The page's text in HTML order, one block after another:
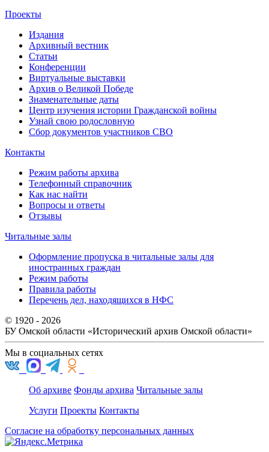
Проекты
Издания
Архивный вестник
Статьи
Конференции
Виртуальные выставки
Архив о Великой Победе
Знаменательные даты
Центр изучения истории Гражданской войны
Узнай свою родословную
Сбор документов участников СВО
Контакты
Режим работы архива
Телефонный справочник
Как нас найти
Вопросы и ответы
Отзывы
Читальные залы
Оформление пропуска в читальные залы для
иностранных граждан
Режим работы
Правила работы
Перечень дел, находящихся в НФС
© 1920 - 2026
БУ Омской области «Исторический архив Омской области»
Мы в социальных сетях
Об архиве Фонды архива Читальные залы
Услуги Проекты Контакты
Согласие на обработку персональных данных